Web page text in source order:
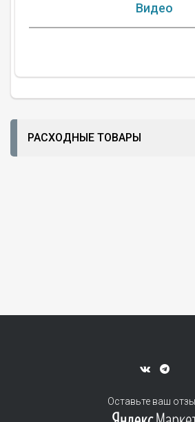
Видео
РАСХОДНЫЕ ТОВАРЫ
Оставьте ваш